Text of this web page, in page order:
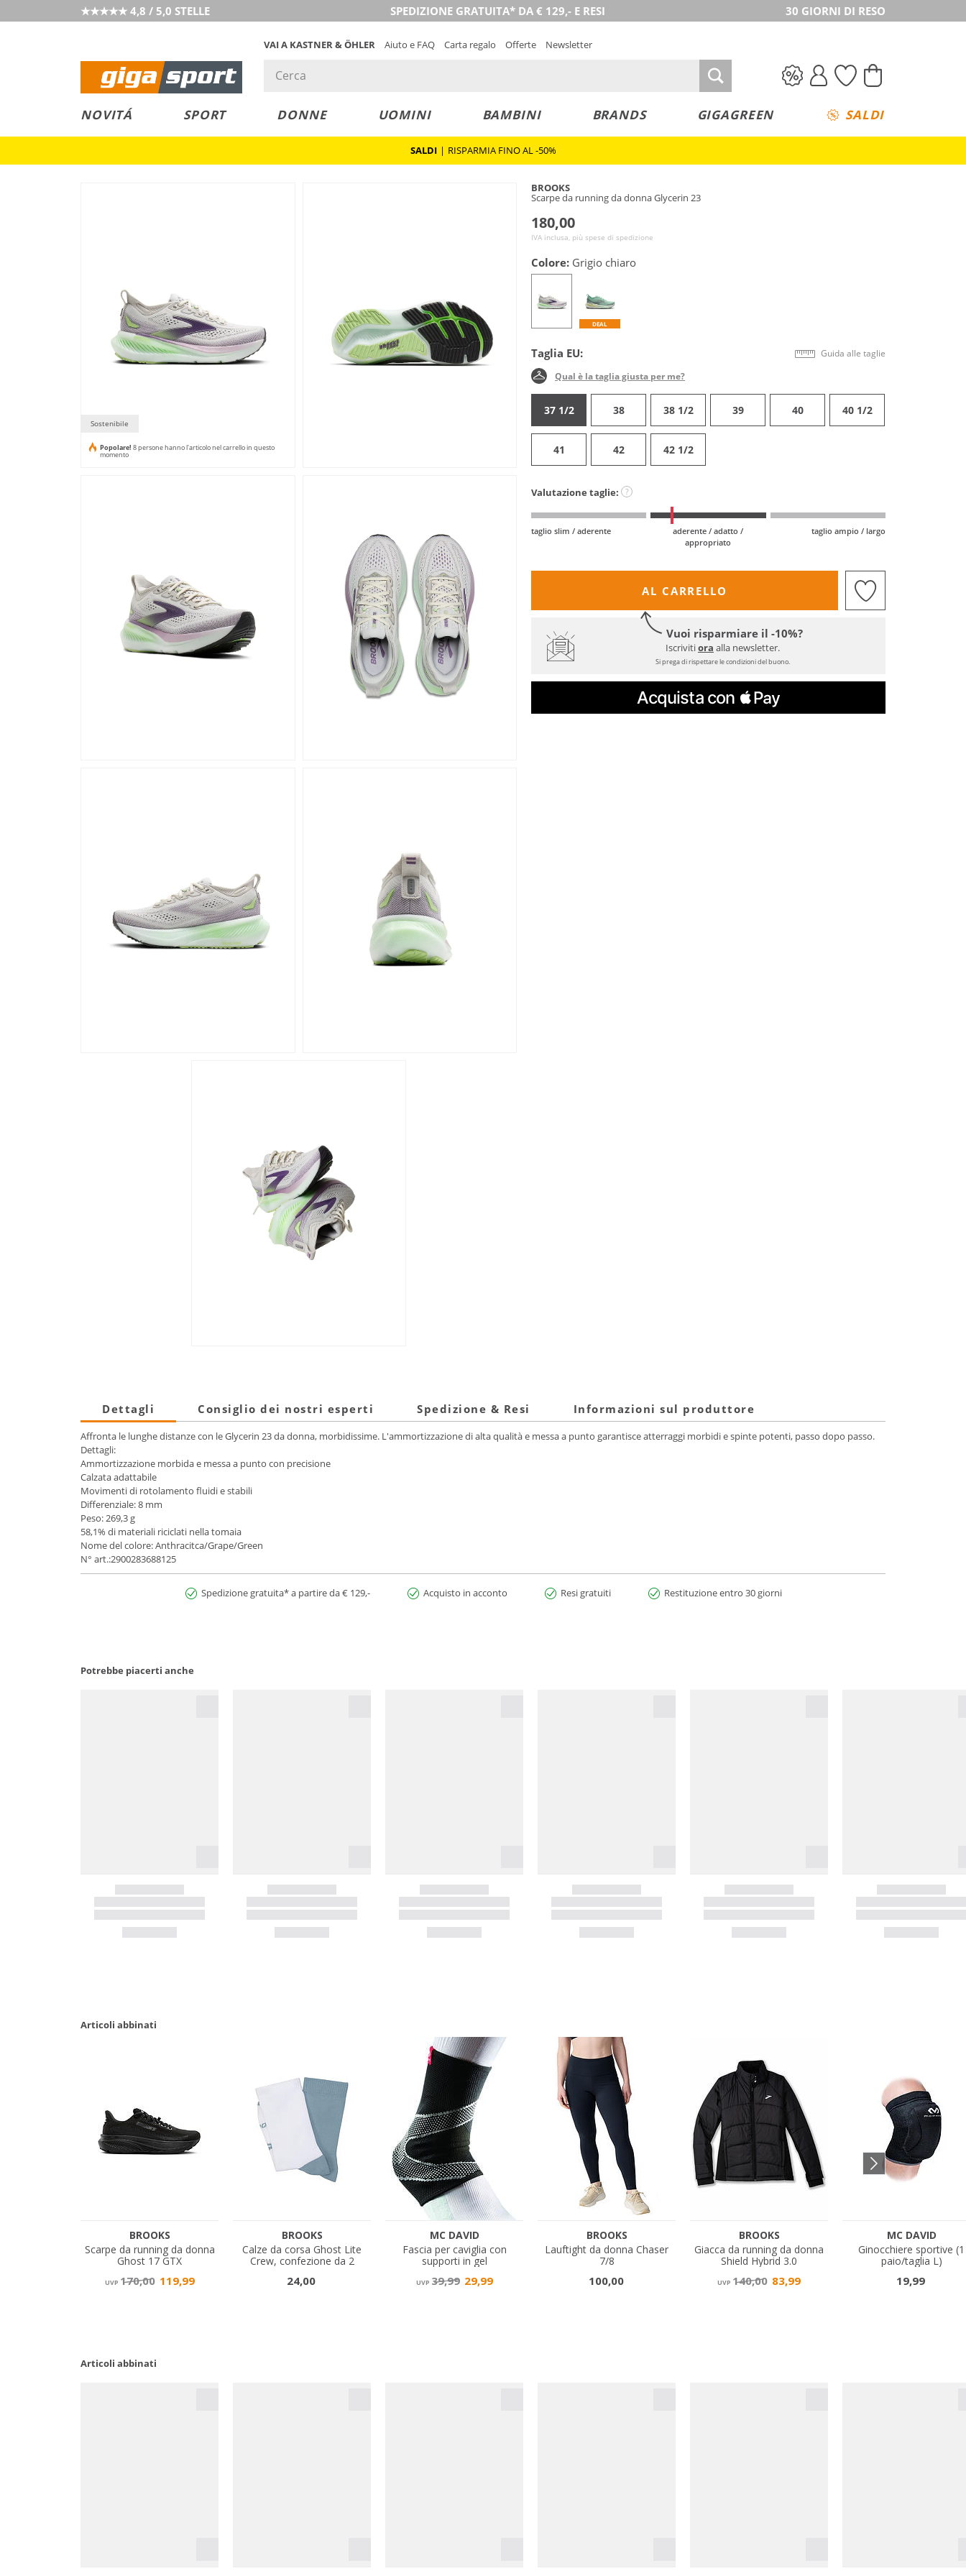
★★★★★ 4,8 / 5,0 STELLE SPEDIZIONE GRATUITA* DA € 129,- E RESI 30 GIORNI DI RESO
VAI A KASTNER & ÖHLER Aiuto e FAQ Carta regalo Offerte Newsletter
NOVITÁ SPORT DONNE UOMINI BAMBINI BRANDS GIGAGREEN SALDI
SALDI | RISPARMIA FINO AL -50%
Sostenibile
Popolare! 8 persone hanno l'articolo nel carrello in questo
momento
BROOKS
Scarpe da running da donna Glycerin 23
180,00
IVA inclusa, più spese di spedizione
Colore: Grigio chiaro
DEAL
Taglia EU: Guida alle taglie
Qual è la taglia giusta per me?
37 1/2 38 38 1/2 39 40 40 1/2
41 42 42 1/2
Valutazione taglie: ?
taglio slim / aderente
aderente / adatto /
appropriato
taglio ampio / largo
AL CARRELLO
Vuoi risparmiare il -10%?
Iscrivitiora alla newsletter.
Si prega di rispettare le condizioni del buono.
Dettagli Consiglio dei nostri esperti Spedizione & Resi Informazioni sul produttore
Affronta le lunghe distanze con le Glycerin 23 da donna, morbidissime. L'ammortizzazione di alta qualità e messa a punto garantisce atterraggi morbidi e spinte potenti, passo dopo passo.
Dettagli:
Ammortizzazione morbida e messa a punto con precisione
Calzata adattabile
Movimenti di rotolamento fluidi e stabili
Differenziale: 8 mm
Peso: 269,3 g
58,1% di materiali riciclati nella tomaia
Nome del colore: Anthracitca/Grape/Green
N° art.:2900283688125
Spedizione gratuita* a partire da € 129,- Acquisto in acconto Resi gratuiti Restituzione entro 30 giorni
Potrebbe piacerti anche
Articoli abbinati
Articoli abbinati